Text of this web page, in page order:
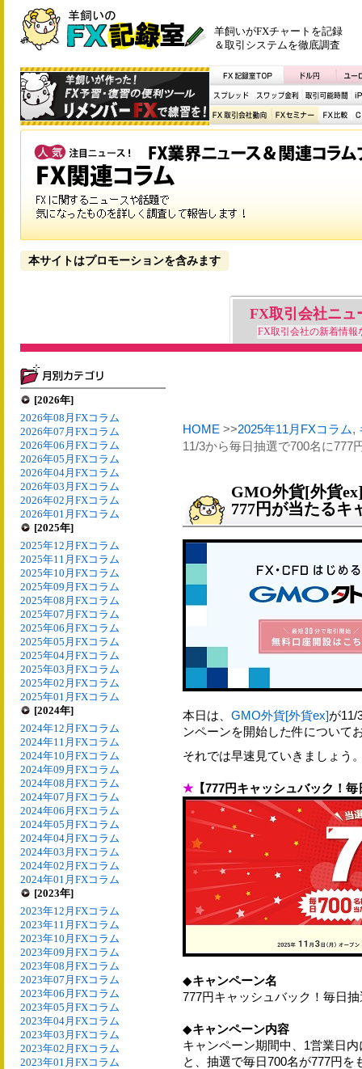
羊飼いがFXチャートを記録
＆取引システムを徹底調査
本サイトはプロモーションを含みます
FX取引会社ニュ
FX取引会社の新着情報
[2026年]
2026年08月FXコラム
2026年07月FXコラム
2026年06月FXコラム
2026年05月FXコラム
2026年04月FXコラム
2026年03月FXコラム
2026年02月FXコラム
2026年01月FXコラム
[2025年]
2025年12月FXコラム
2025年11月FXコラム
2025年10月FXコラム
2025年09月FXコラム
2025年08月FXコラム
2025年07月FXコラム
2025年06月FXコラム
2025年05月FXコラム
2025年04月FXコラム
2025年03月FXコラム
2025年02月FXコラム
2025年01月FXコラム
[2024年]
2024年12月FXコラム
2024年11月FXコラム
2024年10月FXコラム
2024年09月FXコラム
2024年08月FXコラム
2024年07月FXコラム
2024年06月FXコラム
2024年05月FXコラム
2024年04月FXコラム
2024年03月FXコラム
2024年02月FXコラム
2024年01月FXコラム
[2023年]
2023年12月FXコラム
2023年11月FXコラム
2023年10月FXコラム
2023年09月FXコラム
2023年08月FXコラム
2023年07月FXコラム
2023年06月FXコラム
2023年05月FXコラム
2023年04月FXコラム
2023年03月FXコラム
2023年02月FXコラム
2023年01月FXコラム
HOME >>2025年11月FXコラム,
11/3から毎日抽選で700名に777
GMO外貨[外貨
777円が当たるキ
本日は、 GMO外貨[外貨ex]が11/
ンペーンを開始した件について
それでは早速見ていきましょう
★【777円キャッシュバック！
◆キャンペーン名
777円キャッシュバック！毎日
◆キャンペーン内容
キャンペーン期間中、1営業日
と、抽選で毎日700名が777円を